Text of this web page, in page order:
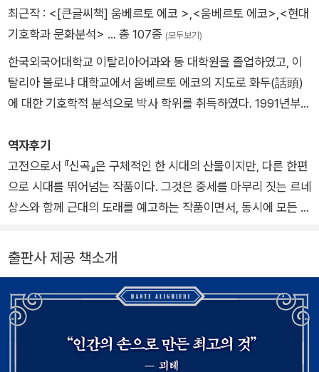
있고, 둘째 둘레에선 자신의 육체와 재산에 폭력을 가한 자들이
벌받고 있다. 셋째 둘레에선 신성(神聖)에 폭력을 가한 죄인들이
불타는 모래밭에서 불비를 맞고 있고, 가장자리 근처에선 베르길
리우스가 단테의 허리에 감고 있던 밧줄을 낭떠러지 아래로 던지
고 절벽 아래에서 무시무시한 괴물 게리온이 떠오른다. 둘은 게리
뚜쟁이와 유혹자, 아첨꾼, 돈을 받고 성직이나 신성한 물건을 거
래한 죄인, 점쟁이와 예언자, 자신의 직위를 이용해 사리사욕을
채운 탐관오리, 위선자, 성물 도둑, 사기와 기만을 교사한 죄인,
종교나 정치에서 불화의 씨앗을 뿌린 자, 온갖 수단으로 다른 사
온갖 배신자들이 코키토스 호수 속에 꽁꽁 얼어붙어 있다. 단테는
르에게 처참한 양상으로 벌받고 있는 것을 본다. 두 시인은 루키
페르의 몸에 매달려 지구의 중심을 지나고, 좁은 동굴을 통해 남
반구를 향해 기어오른다. 마침내 동굴 입구에 이르러 하늘의 별들
것은 베아트리체와의 만남이었다. 단테는 아홉 살에 베아트리체
를 알게 되어 사랑에 빠지고, 9년 뒤 재회하면서 다시 사랑의 포
로가 되었다. 스물네 살에 생을 마감한 베아트리체는 단테의 문학
적 상상력을 통해 작품 속에서 완벽하고 이상적인 여인의 이미지
로 승화된다. 『신곡』에서 베아트리체는 연옥의 산꼭대기에 있는
물로 그려진다. 방랑의 고통과 괴로움, 삶의 고난 속에서 탄생한
『신곡』은 영원한 진리와 정의를 추구하는 시인의 열정을 가장 완
벽하게 구현한 작품이다. 그런 만큼 단테의 개인적인 삶과 고뇌,
희망과 좌절이 고스란히 드러난다. 최초의 단테 학자 보카치오는
ivina commedia(신곡)라는 제목으로 불리기 시작했다. 단테의
다른 작품으로는 『새로운 삶』, 『농경시』, 『향연』 등이 있다.
5세 때 그의 삽화가 들어간 『가르강튀아와 팡타그뤼엘』(Gargan
tua and Pantagruel)이 출판되었을 정도이니 그 시대 도레의
를 그리기 시작한 도레는 16세가 되자 프랑스에서 가장 돈을 많
이 버는 유명 삽화가가 되었다. 이후 그는 목판에 새길 원본 드로
잉을 그렸는데, 워낙 작품량이 많았기 때문에 160여 명의 판화가
이후에는 그의 삽화가 들어간 책이 일주일에 한 권씩 출판될 정도
였다. 특히 그가 그린 『돈키호테』(Don Quixote)의 삽화는 생생
한 묘사력으로 극찬을 받았다. 평생 1만 점 이상의 판화를 만들었
고 200권 이상의 책에 삽화를 그렸다. 책 중에는 400점 이상의
(Theophile Gautier)는 도레를 ‘천재 소년’으로 불렀다. 도레는
프랑수아 라블레(Francois Rabelais), 오노레 드 발자크(Hono
re de Balzac), 존 밀턴(John Milton), 단테 알리기에리(Dante
Alighieri), 애드거 앨런 포(Edgar Allan Poe) 등의 문학 작품에
독자적으로 구축한 양식의 삽화를 그렸다. 그의 삽화들은 그 자체
가 훌륭한 미술 작품이었다. 1867년에는 런던에서 대규모 전시
최근작 : <[큰글씨책] 움베르토 에코 > <움베르토 에코> <현대
기호학과 문화분석> … 총 107종 (모두보기)
한국외국어대학교 이탈리아어과와 동 대학원을 졸업하였고, 이
탈리아 볼로냐 대학교에서 움베르토 에코의 지도로 화두(話頭)
에 대한 기호학적 분석으로 박사 학위를 취득하였다. 1991년부터
교수다. 지은 책으로『현대 기호학과 문화 분석』, 『「신곡」 읽기의
즐거움』, 『움베르토 에코』가 있고, 옮긴 책으로 단테의『신곡』,『향
연』, 페트라르카의『칸초니에레』, 아리오스토의『광란의 오를란
도』, 타소의『해방된 예루살렘』, 레오파르디의『노래들』, 에코의
『문학 강의』, 칼비노의『우주 만화』, 『교차된 운명의 성』, 파베세
의『달과 불』, 『레우코와의 대화』, 『피곤한 노동』, 비토리니의『시
칠리아에서의 대화』 등이 있다.
역자후기
고전으로서 『신곡』은 구체적인 한 시대의 산물이지만, 다른 한편
으로 시대를 뛰어넘는 작품이다. 그것은 중세를 마무리 짓는 르네
상스와 함께 근대의 도래를 예고하는 작품이면서, 동시에 모든 인
다.
출판사 제공 책소개